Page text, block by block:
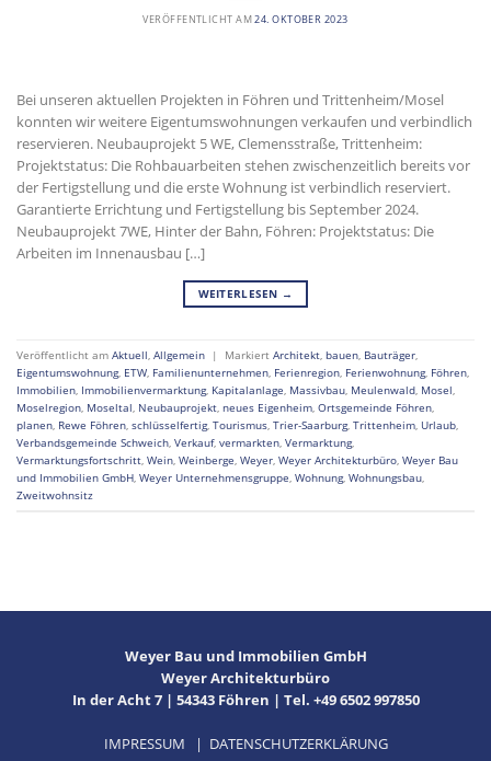
VERÖFFENTLICHT AM24. OKTOBER 2023
Bei unseren aktuellen Projekten in Föhren und Trittenheim/Mosel
konnten wir weitere Eigentumswohnungen verkaufen und verbindlich
reservieren. Neubauprojekt 5 WE, Clemensstraße, Trittenheim:
Projektstatus: Die Rohbauarbeiten stehen zwischenzeitlich bereits vor
der Fertigstellung und die erste Wohnung ist verbindlich reserviert.
Garantierte Errichtung und Fertigstellung bis September 2024.
Neubauprojekt 7WE, Hinter der Bahn, Föhren: Projektstatus: Die
Arbeiten im Innenausbau […]
WEITERLESEN →
Veröffentlicht am Aktuell Allgemein | Markiert Architekt bauen Bauträger
Eigentumswohnung, ETW Familienunternehmen Ferienregion Ferienwohnung, Föhren
Immobilien Immobilienvermarktung, Kapitalanlage Massivbau Meulenwald Mosel
Moselregion Moseltal Neubauprojekt neues Eigenheim Ortsgemeinde Föhren
planen Rewe Föhren schlüsselfertig, Tourismus Trier-Saarburg, Trittenheim Urlaub
Verbandsgemeinde Schweich Verkauf, vermarkten Vermarktung,
Vermarktungsfortschritt Wein Weinberge Weyer Weyer Architekturbüro Weyer Bau
und Immobilien GmbH Weyer Unternehmensgruppe Wohnung, Wohnungsbau
Zweitwohnsitz
Weyer Bau und Immobilien GmbH
Weyer Architekturbüro
In der Acht 7 | 54343 Föhren | Tel. +49 6502 997850
IMPRESSUM | DATENSCHUTZERKLÄRUNG